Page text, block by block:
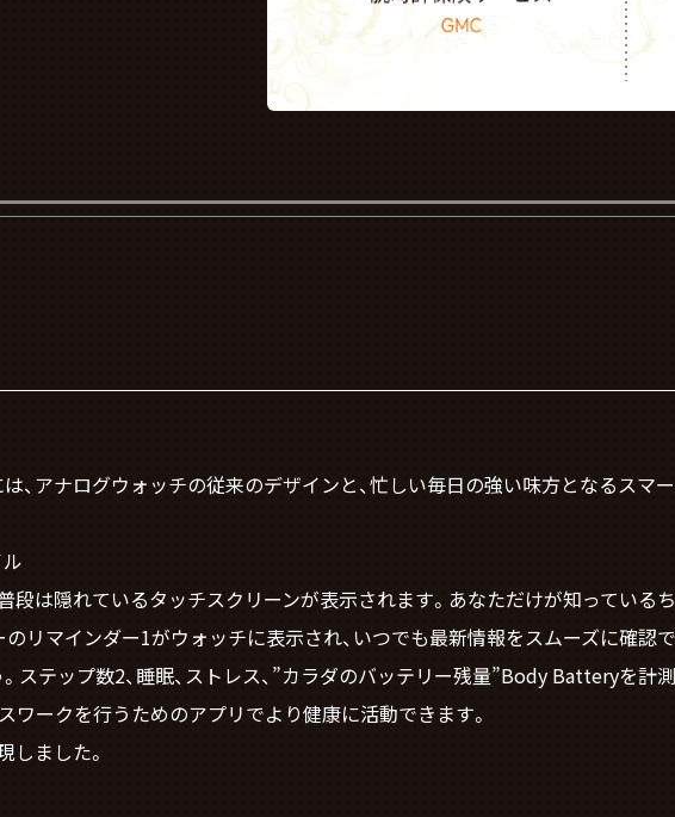
、アナログウォッチの従来のデザインと、忙しい毎日の強い味方となるスマ
段は隠れているタッチスクリーンが表示されます。あなただけが知っている
のリマインダー1がウォッチに表示され、いつでも最新情報をスムーズに確認で
ステップ数2、睡眠、ストレス、”カラダのバッテリー残量”Body Batteryを計測
スワークを行うためのアプリでより健康に活動できます。
しました。